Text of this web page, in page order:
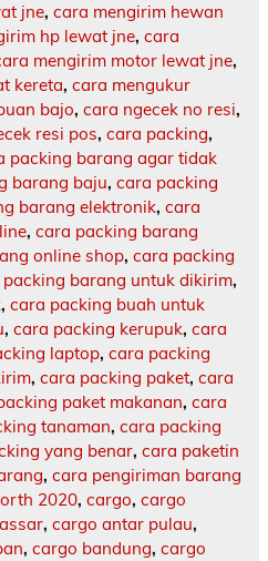
jne, cara mengirim hewan
hp lewat jne, cara
mengirim motor lewat jne,
kereta, cara mengukur
bajo, cara ngecek no resi,
resi pos, cara packing,
packing barang agar tidak
barang baju, cara packing
barang elektronik, cara
, cara packing barang
online shop, cara packing
barang untuk dikirim,
, cara packing buah untuk
, cara packing kerupuk, cara
laptop, cara packing
, cara packing paket, cara
paket makanan, cara
tanaman, cara packing
yang benar, cara paketin
, cara pengiriman barang
2020, cargo, cargo
, cargo antar pulau,
, cargo bandung, cargo